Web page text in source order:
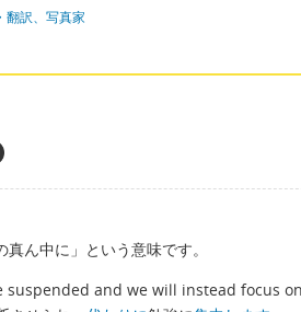
翻訳、写真家
真ん中に」という意味です。
suspended and we will instead focus